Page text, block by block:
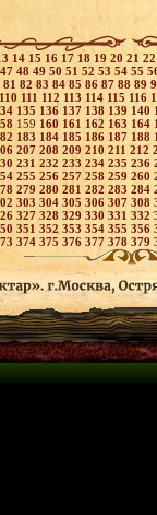
14 15 16 17 18 19 20 21
47 48 49 50 51 52 53 54 55
81 82 83 84 85 86 87 88 89
110 111 112 113 114 115 116
135 136 137 138 139 140
159 160 161 162 163 164
183 184 185 186 187 188
207 208 209 210 211 212
231 232 233 234 235 236
255 256 257258 259 260
279 280 281 282 283 284
303 304 305 306 307 308
327 328 329 330 331 332
351 352 353 354 355 356
374 375 376 377 378 379